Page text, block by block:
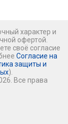
характер и
офертой.
своё согласие
Согласие на
защиты и
).
Все права